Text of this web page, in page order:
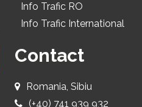
Info Trafic RO
Info Trafic International
Contact
Romania, Sibiu
(+40) 741 939 932